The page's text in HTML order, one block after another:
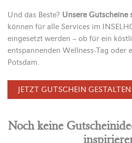
Und das Beste? Unsere Gutscheine
können für alle Services im
eingesetzt werden – ob für ein
entspannenden Wellness-Tag oder
Potsdam.
JETZT GUTSCHEIN GESTALTEN
Noch keine